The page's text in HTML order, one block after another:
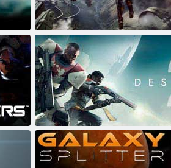
ןעמיה
Destiny 2